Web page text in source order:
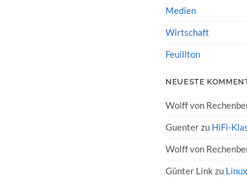
Medien
Wirtschaft
Feuillton
NEUESTE
Wolff von
Guenterzu HiFi-
Wolff von
Günter Link zu